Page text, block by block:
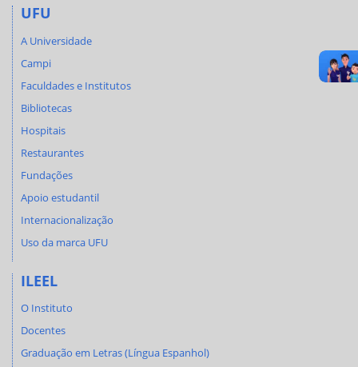
UFU
A Universidade
Campi
Faculdades e Institutos
Bibliotecas
Hospitais
Restaurantes
Fundações
Apoio estudantil
Internacionalização
Uso da marca UFU
ILEEL
O Instituto
Docentes
Graduação em Letras (Língua Espanhol)